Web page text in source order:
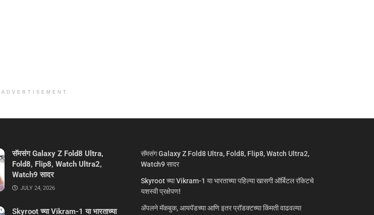
ADVERTISEMENT
सॅमसंग Galaxy Z Fold8 Ultra,
Fold8, Flip8, Watch Ultra2,
Watch9 सादर
JULY 24, 2026
Skyroot च्या Vikram-1 या भारताच्या
सॅमसंग Galaxy Z Fold8 Ultra, Fold8, Flip8, Watch Ultra2,
Watch9 सादर
Skyroot च्या Vikram-1 या भारताच्या पहिल्या खासगी ऑर्बिटल रॉकेटचे
यशस्वी प्रक्षेपण!
ॲपलने मॅकबुक, आयपॅडच्या आणि इतर प्रॉडक्टच्या किंमती वाढवल्या